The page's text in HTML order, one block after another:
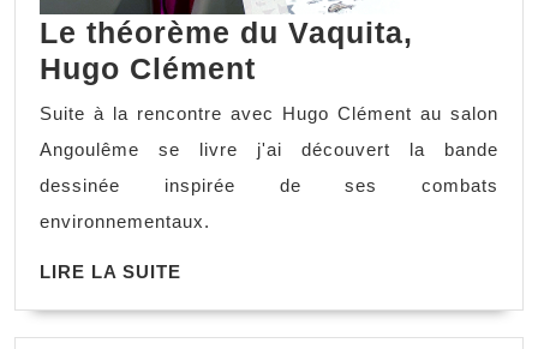
Le théorème du Vaquita,
Hugo Clément
Suite à la rencontre avec Hugo Clément au salon
Angoulême se livre j'ai découvert la bande
dessinée inspirée de ses combats
environnementaux.
LIRE LA SUITE